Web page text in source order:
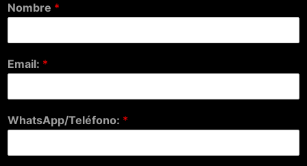
Nombre *
Email: *
WhatsApp/Teléfono: *